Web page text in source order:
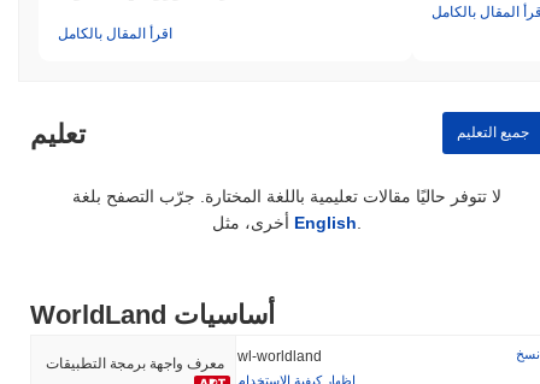
اقرأ المقال بالكامل
المقال بالكامل
تعليم جميع التعليم
لا تتوفر حاليًا مقالات تعليمية باللغة المختارة. جرّب التصفح بلغة
English
WorldLand أساسيات
معرف واجهة برمجة التطبيقات wl-worldland
نسخ
إظهار كيفية الاستخدام